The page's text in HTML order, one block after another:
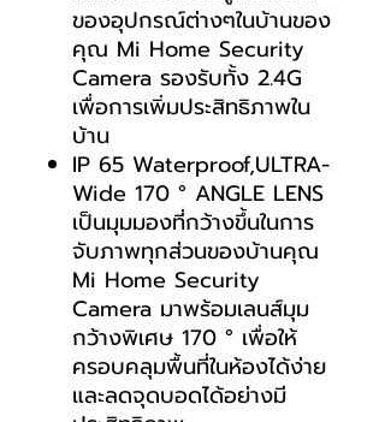
ของอุปกรณ์ต่างๆในบ้านของ
คุณ Mi Home Security
Camera รองรับทั้ง 2.4G
เพื่อการเพิ่มประสิทธิภาพใน
บ้าน
IP 65 Waterproof,ULTRA-
Wide 170 ° ANGLE LENS
เป็นมุมมองที่กว้างขึ้นในการ
จับภาพทุกส่วนของบ้านคุณ
Mi Home Security
Camera มาพร้อมเลนส์มุม
กว้างพิเศษ 170 ° เพื่อให้
ครอบคลุมพื้นที่ในห้องได้ง่าย
และลดจุดบอดได้อย่างมี